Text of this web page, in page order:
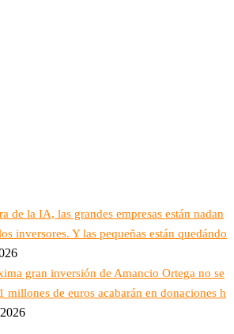
de la IA, las grandes empresas están nadan
inversores. Y las pequeñas están quedándo
gran inversión de Amancio Ortega no se
millones de euros acabarán en donaciones h